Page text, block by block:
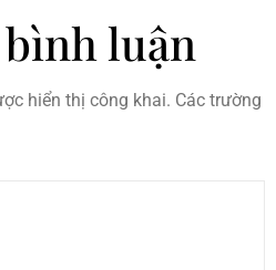
luận
hiển thị công khai. Các trường